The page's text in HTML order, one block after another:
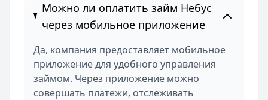
Можно ли оплатить займ Небус
через мобильное приложение
Да, компания предоставляет мобильное
приложение для удобного управления
займом. Через приложение можно
совершать платежи, отслеживать